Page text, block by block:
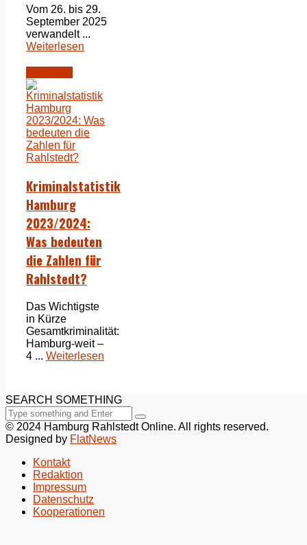
Vom 26. bis 29.
September 2025
verwandelt ...
Weiterlesen
Kriminalstatistik
Hamburg
2023/2024:
Was bedeuten
die Zahlen für
Rahlstedt?
Das Wichtigste
in Kürze
Gesamtkriminalität:
Hamburg-weit –
4 ... Weiterlesen
SEARCH SOMETHING
© 2024 Hamburg Rahlstedt Online. All rights reserved.
Designed by FlatNews
Kontakt
Redaktion
Impressum
Datenschutz
Kooperationen